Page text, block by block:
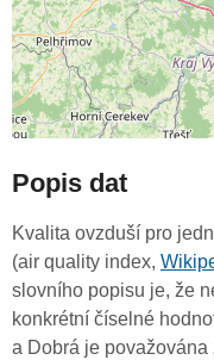
Popis dat
Kvalita ovzduší pro
(air quality index,
slovního popisu je, že
konkrétní číselné
a Dobrá je